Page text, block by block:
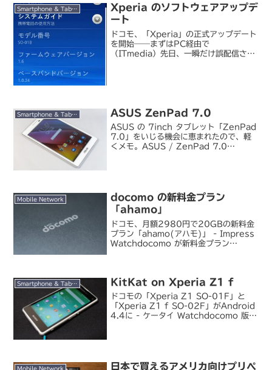
藤有氏、...
Smartphone & Tablet
Xperia のソフトウェアアップデ
ート
ドコモ、「Xperia」の正式アップデート
を開始――まずはPC経由で
（ITmedia）先日、一瞬だけ誤配信され
Smartphone & Tablet ASUS ZenPad 7.0
ASUS の 7inch タブレット「ZenPad
7.0」をいじる機会に恵まれたので、軽
くメモ。ASUS / ZenPad 7.0
Mobile Network
docomo の新料金プラン
「ahamo」
ドコモ、月額2980円で20GBの新料金
プラン「ahamo(アハモ)」 - Impress
Watchdocomo が新料金プラン
Smartphone & Tablet KitKat on Xperia Z1 f
ドコモの「Xperia Z1 SO-01F」と
「Xperia Z1 f SO-02F」がAndroid
4.4に - ケータイ Watchdocomo 版
Mobile Network 日本で買えるアメリカ向けプリペ